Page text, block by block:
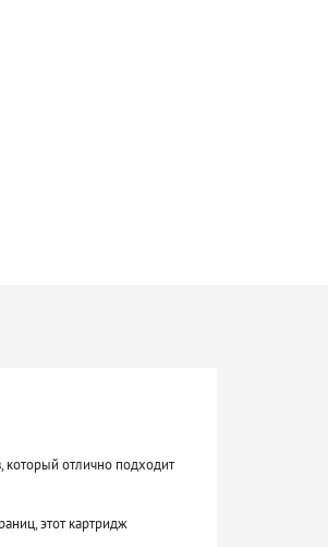
отлично подходит
этот картридж